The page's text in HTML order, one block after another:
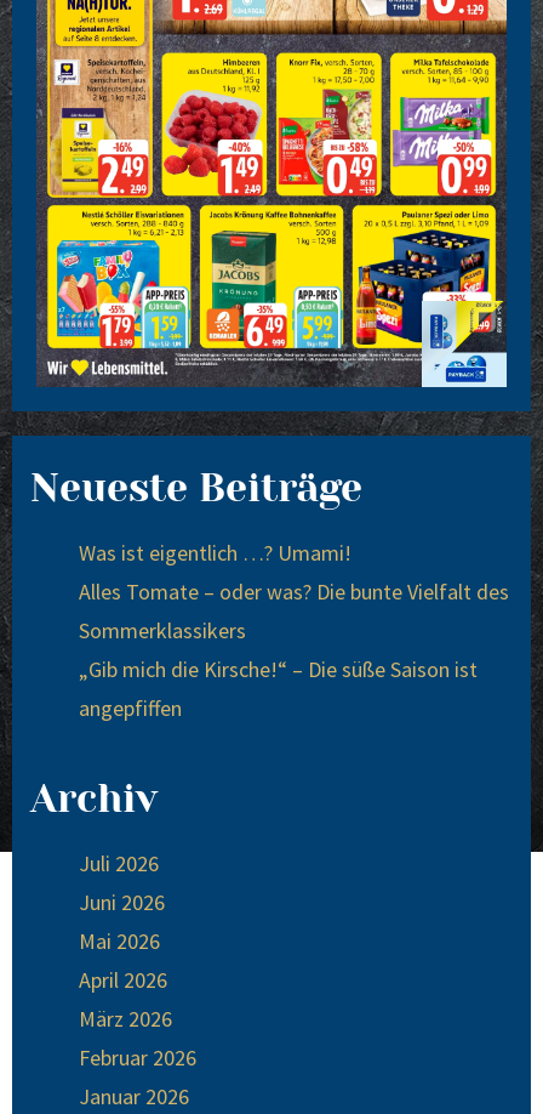
Neueste Beiträge
Was ist eigentlich …? Umami!
Alles Tomate – oder was? Die bunte Vielfalt des
Sommerklassikers
„Gib mich die Kirsche!“ – Die süße Saison ist
angepfiffen
Archiv
Juli 2026
Juni 2026
Mai 2026
April 2026
März 2026
Februar 2026
Januar 2026